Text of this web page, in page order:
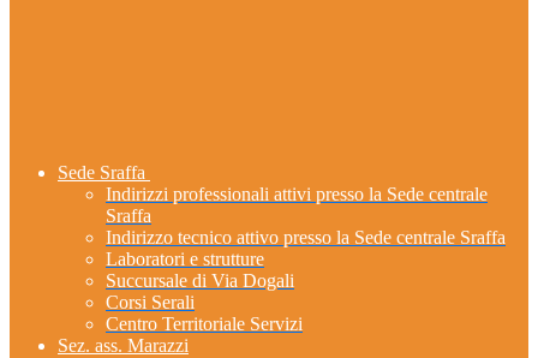
Sede Sraffa
Indirizzi professionali attivi presso la Sede centrale
Sraffa
Indirizzo tecnico attivo presso la Sede centrale Sraffa
Laboratori e strutture
Succursale di Via Dogali
Corsi Serali
Centro Territoriale Servizi
Sez. ass. Marazzi